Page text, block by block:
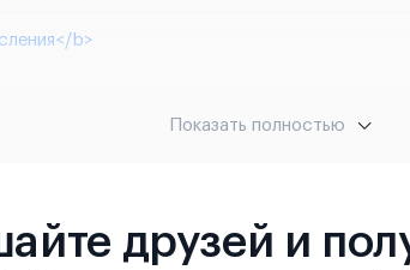
b>
Показать полностью
друзей и